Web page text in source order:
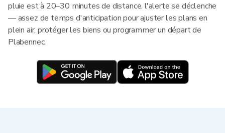
pluie est à 20–30 minutes de distance, l'alerte se déclenche
— assez de temps d'anticipation pour ajuster les plans en
plein air, protéger les biens ou programmer un départ de
Plabennec.